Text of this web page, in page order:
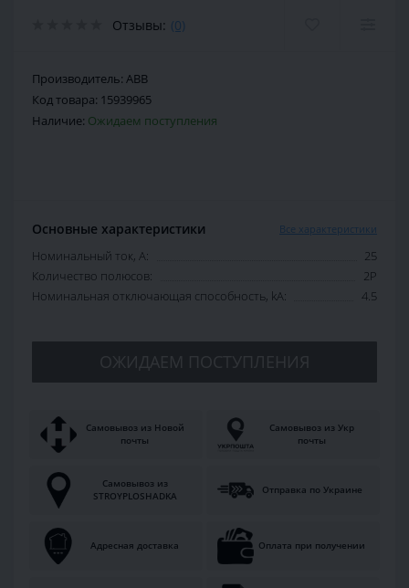
Отзывы: (0)
Производитель: ABB
Код товара: 15939965
Наличие: Ожидаем поступления
Основные характеристики Все характеристики
Номинальный ток, А:
25
Количество полюсов:
2P
Номинальная отключающая способность, kA:
4.5
ОЖИДАЕМ ПОСТУПЛЕНИЯ
Самовывоз из Новой
почты
Самовывоз из Укр
почты
Самовывоз из
STROYPLOSHADKA
Отправка по Украине
Адресная доставка Оплата при получении